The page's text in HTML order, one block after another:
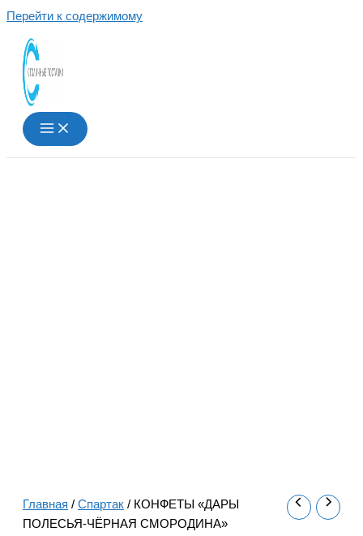
Перейти к содержимому
Главная / Спартак / КОНФЕТЫ «ДАРЫ
ПОЛЕСЬЯ-ЧЁРНАЯ СМОРОДИНА»